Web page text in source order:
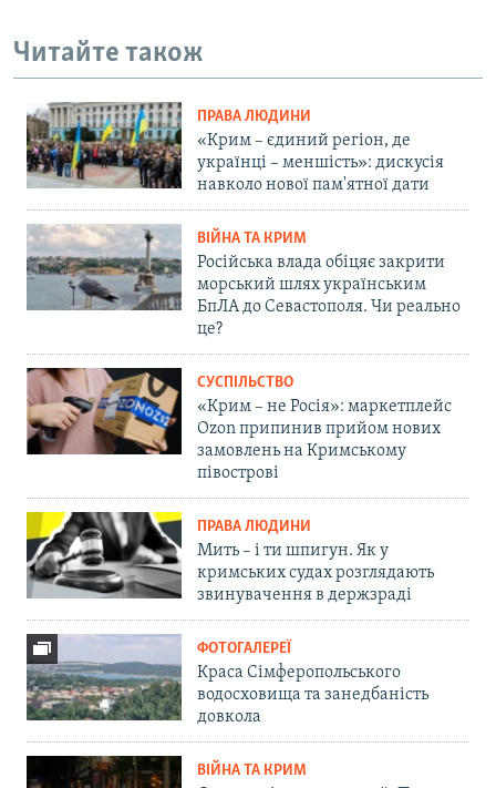
Читайте також
ПРАВА ЛЮДИНИ
«Крим – єдиний регіон, де
українці – меншість»: дискусія
навколо нової пам'ятної дати
ВІЙНА ТА КРИМ
Російська влада обіцяє закрити
морський шлях українським
БпЛА до Севастополя. Чи реально
це?
СУСПІЛЬСТВО
«Крим – не Росія»: маркетплейс
Ozon припинив прийом нових
замовлень на Кримському
півострові
ПРАВА ЛЮДИНИ
Мить – і ти шпигун. Як у
кримських судах розглядають
звинувачення в держзраді
ФОТОГАЛЕРЕЇ
Краса Сімферопольського
водосховища та занедбаність
довкола
ВІЙНА ТА КРИМ